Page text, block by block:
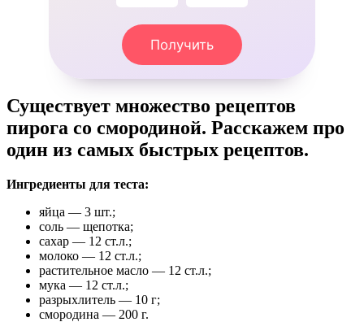
Получить
Существует множество рецептов
пирога со смородиной. Расскажем про
один из самых быстрых рецептов.
Ингредиенты для теста:
яйца — 3 шт.;
соль — щепотка;
сахар — 12 ст.л.;
молоко — 12 ст.л.;
растительное масло — 12 ст.л.;
мука — 12 ст.л.;
разрыхлитель — 10 г;
смородина — 200 г.